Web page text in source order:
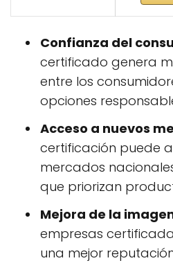
Confianza del
certificado genera
entre los
opciones
Acceso a nuevos
certificación puede
mercados
que priorizan
Mejora de la
empresas
una mejor